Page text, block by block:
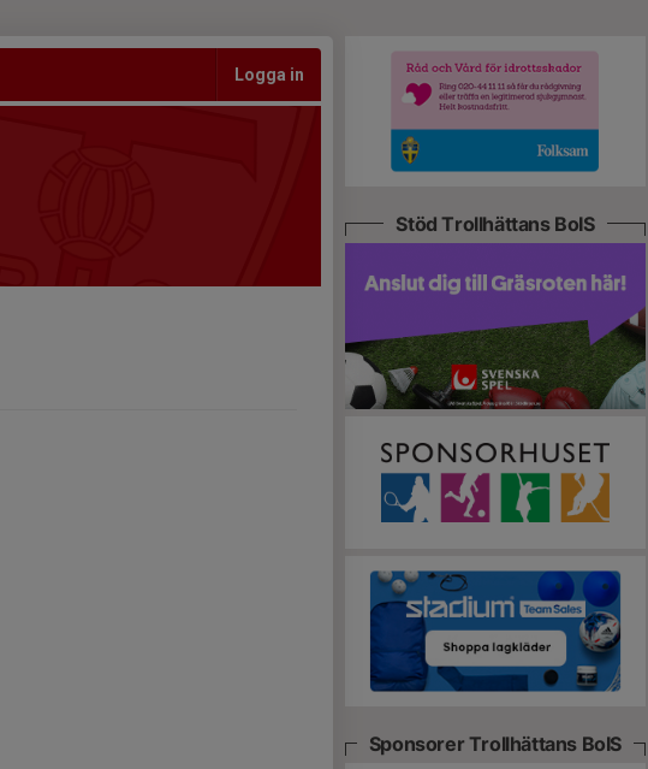
Logga in
Stöd Trollhättans BoIS
Sponsorer Trollhättans BoIS